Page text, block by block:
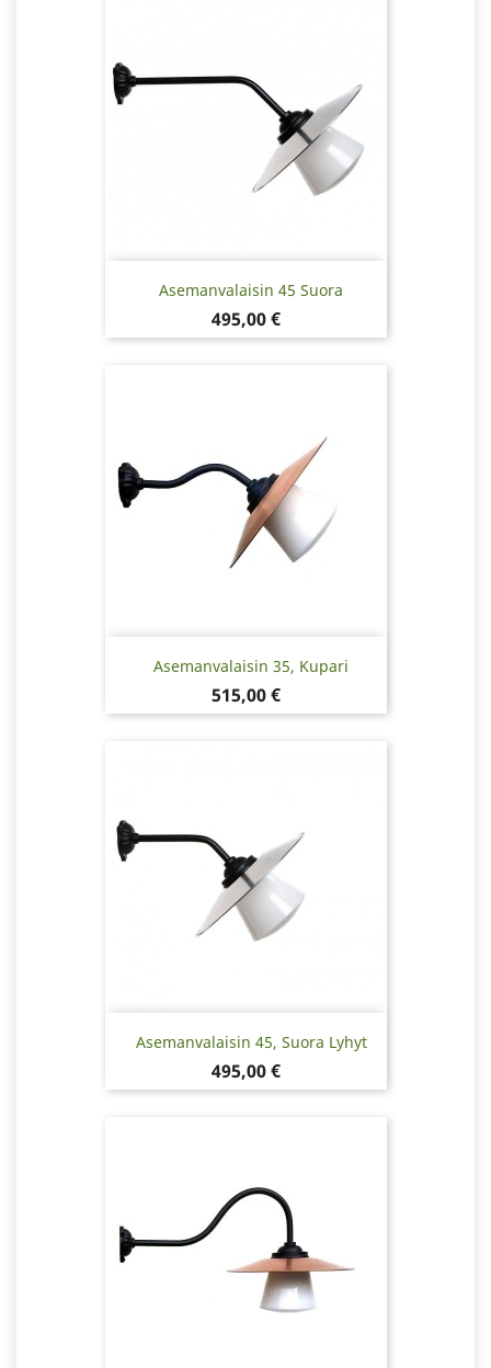
Asemanvalaisin 45 Suora
Hinta
495,00 €
Asemanvalaisin 35, Kupari
Hinta
515,00 €
Asemanvalaisin 45, Suora Lyhyt
Hinta
495,00 €